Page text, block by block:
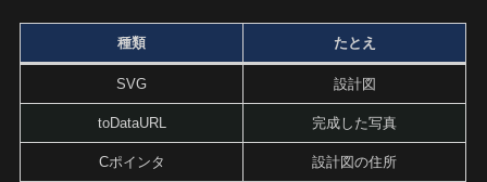
種類 たとえ
SVG 設計図
toDataURL 完成した写真
Cポインタ 設計図の住所